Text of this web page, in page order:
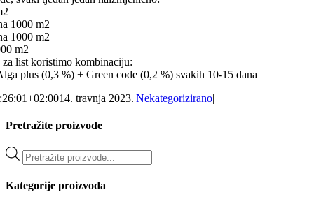
1000 m2
1000 m2
m2
za list koristimo kombinaciju:
plus (0,3 %) + Green code (0,2 %) svakih 10-15 dana
14. travnja 2023.|Nekategorizirano|
Pretražite proizvode
Products
search
Kategorije proizvoda